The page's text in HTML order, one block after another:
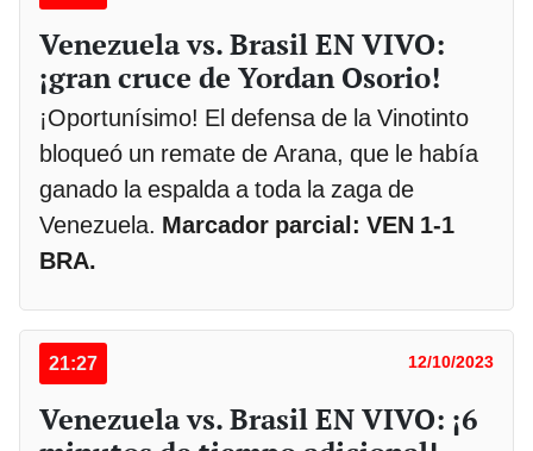
Venezuela vs. Brasil EN VIVO:
¡gran cruce de Yordan Osorio!
¡Oportunísimo! El defensa de la Vinotinto
bloqueó un remate de Arana, que le había
ganado la espalda a toda la zaga de
Venezuela. Marcador parcial: VEN 1-1
BRA.
21:27 12/10/2023
Venezuela vs. Brasil EN VIVO: ¡6